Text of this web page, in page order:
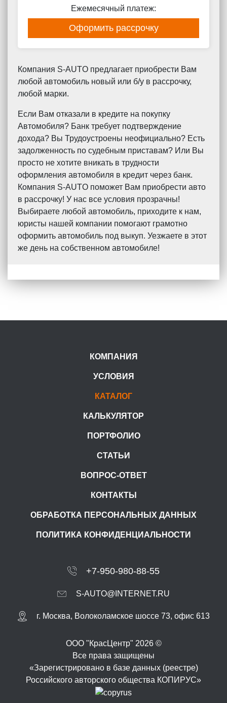
Ежемесячный платеж:
Оформить рассрочку
Компания S-AUTO предлагает приобрести Вам
любой автомобиль новый или б/у в рассрочку,
любой марки.
Если Вам отказали в кредите на покупку
Автомобиля? Банк требует подтверждение
дохода? Вы Трудоустроены неофициально? Есть
задолженность по судебным приставам? Или Вы
просто не хотите вникать в трудности
оформления автомобиля в кредит через банк.
Компания S-AUTO поможет Вам приобрести авто
в рассрочку! У нас все условия прозрачны!
Выбираете любой автомобиль, приходите к нам,
юристы нашей компании помогают грамотно
оформить автомобиль под выкуп. Уезжаете в этот
же день на собственном автомобиле!
КОМПАНИЯ
УСЛОВИЯ
КАТАЛОГ
КАЛЬКУЛЯТОР
ПОРТФОЛИО
СТАТЬИ
ВОПРОС-ОТВЕТ
КОНТАКТЫ
ОБРАБОТКА ПЕРСОНАЛЬНЫХ ДАННЫХ
ПОЛИТИКА КОНФИДЕНЦИАЛЬНОСТИ
+7-950-980-88-55
S-AUTO@INTERNET.RU
г. Москва, Волоколамское шоссе 73, офис 613
ООО "КрасЦентр" 2026 ©
Все права защищены
«Зарегистрировано в базе данных (реестре)
Российского авторского общества КОПИРУС»